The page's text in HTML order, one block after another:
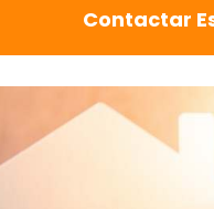
Contactar